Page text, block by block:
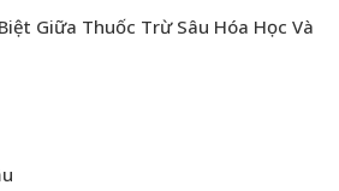
Giữa Thuốc Trừ Sâu Hóa Học Và